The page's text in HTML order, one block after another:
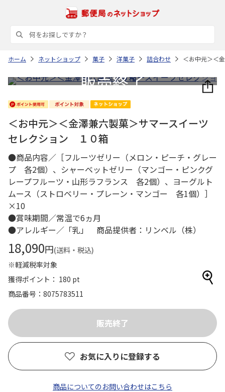
ホーム ネットショップ 菓子 洋菓子 詰合わせ ＜お中元＞＜
＜お中元＞＜金澤兼六製菓＞サマースイーツ
セレクション １０箱
●商品内容／［フルーツゼリー（メロン・ピーチ・グレー
プ 各2個）、シャーベットゼリー（マンゴー・ピンクグ
レープフルーツ・山形ラフランス 各2個）、ヨーグルト
ムース（ストロベリー・プレーン・マンゴー 各1個）］
×10
●賞味期間／常温で6ヵ月
●アレルギー／「乳」 商品提供者：リンベル（株）
18,090円(送料・税込)
※軽減税率対象
獲得ポイント： 180 pt
商品番号
8075783511
お気に入りに登録する
商品についてのお問い合わせはこちら